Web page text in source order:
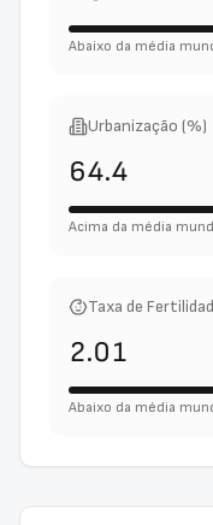
Abaixo da média
Urbanização (%)
64.4
Acima da média
Taxa de
2.01
Abaixo da média